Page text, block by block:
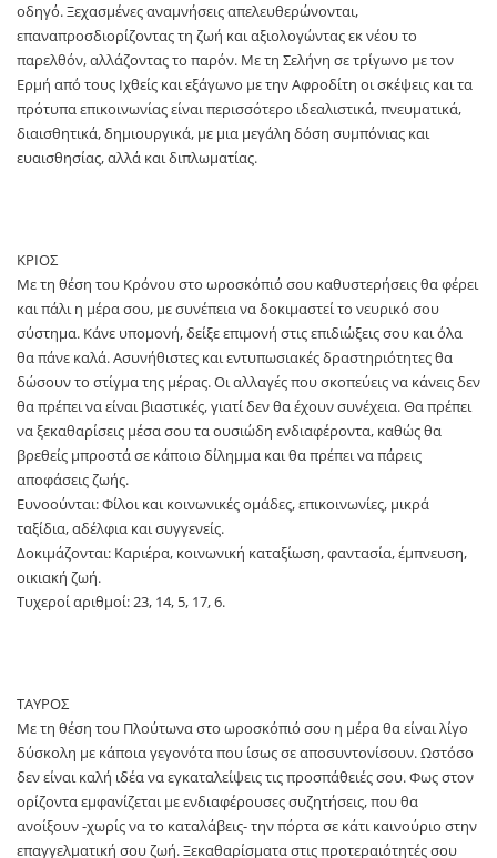
οδηγό. Ξεχασμένες αναμνήσεις απελευθερώνονται,
επαναπροσδιορίζοντας τη ζωή και αξιολογώντας εκ νέου το
παρελθόν, αλλάζοντας το παρόν. Με τη Σελήνη σε τρίγωνο με τον
Ερμή από τους Ιχθείς και εξάγωνο με την Αφροδίτη οι σκέψεις και τα
πρότυπα επικοινωνίας είναι περισσότερο ιδεαλιστικά, πνευματικά,
διαισθητικά, δημιουργικά, με μια μεγάλη δόση συμπόνιας και
ευαισθησίας, αλλά και διπλωματίας.
ΚΡΙΟΣ
Με τη θέση του Κρόνου στο ωροσκόπιό σου καθυστερήσεις θα φέρει
και πάλι η μέρα σου, με συνέπεια να δοκιμαστεί το νευρικό σου
σύστημα. Κάνε υπομονή, δείξε επιμονή στις επιδιώξεις σου και όλα
θα πάνε καλά. Ασυνήθιστες και εντυπωσιακές δραστηριότητες θα
δώσουν το στίγμα της μέρας. Οι αλλαγές που σκοπεύεις να κάνεις δεν
θα πρέπει να είναι βιαστικές, γιατί δεν θα έχουν συνέχεια. Θα πρέπει
να ξεκαθαρίσεις μέσα σου τα ουσιώδη ενδιαφέροντα, καθώς θα
βρεθείς μπροστά σε κάποιο δίλημμα και θα πρέπει να πάρεις
αποφάσεις ζωής.
Ευνοούνται: Φίλοι και κοινωνικές ομάδες, επικοινωνίες, μικρά
ταξίδια, αδέλφια και συγγενείς.
Δοκιμάζονται: Καριέρα, κοινωνική καταξίωση, φαντασία, έμπνευση,
οικιακή ζωή.
Τυχεροί αριθμοί: 23, 14, 5, 17, 6.
ΤΑΥΡΟΣ
Με τη θέση του Πλούτωνα στο ωροσκόπιό σου η μέρα θα είναι λίγο
δύσκολη με κάποια γεγονότα που ίσως σε αποσυντονίσουν. Ωστόσο
δεν είναι καλή ιδέα να εγκαταλείψεις τις προσπάθειές σου. Φως στον
ορίζοντα εμφανίζεται με ενδιαφέρουσες συζητήσεις, που θα
ανοίξουν -χωρίς να το καταλάβεις- την πόρτα σε κάτι καινούριο στην
επαγγελματική σου ζωή. Ξεκαθαρίσματα στις προτεραιότητές σου